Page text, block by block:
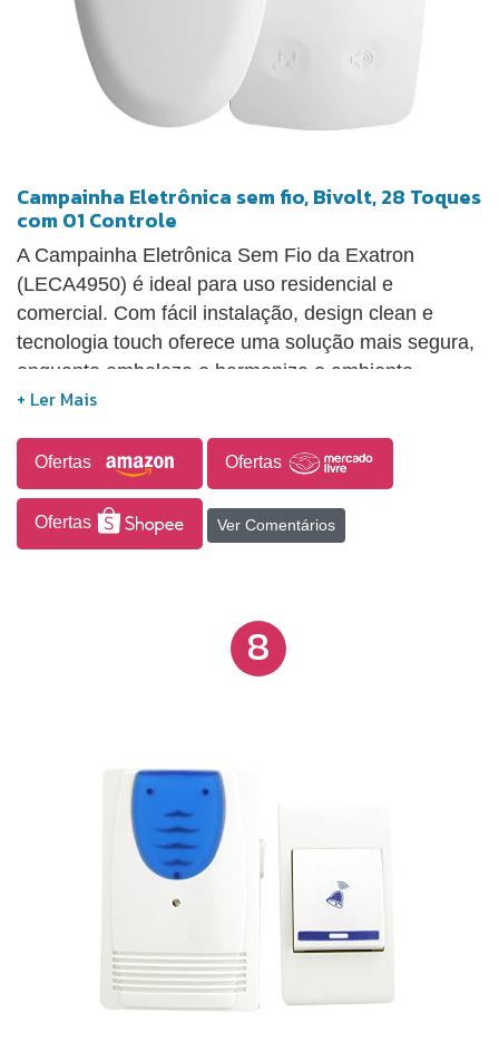
Campainha Eletrônica sem fio, Bivolt, 28 Toques
com 01 Controle
A Campainha Eletrônica Sem Fio da Exatron
(LECA4950) é ideal para uso residencial e
comercial. Com fácil instalação, design clean e
tecnologia touch oferece uma solução mais segura,
enquanto embeleza e harmoniza o ambiente.
Possui uma lista de 28 opções de sons polifônicos
possibilita adicionar até 28 controles ao receptor.
Ofertas Ofertas
Ofertas Ver Comentários
8